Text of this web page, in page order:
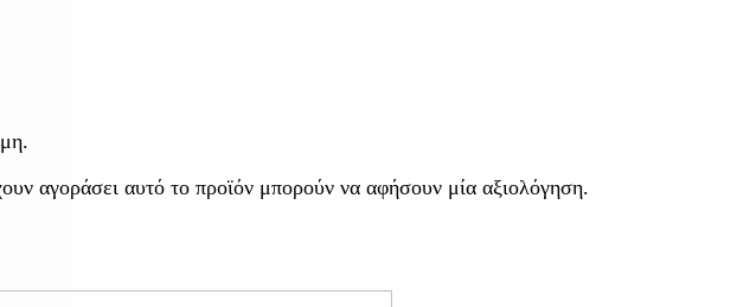
αγοράσει αυτό το προϊόν μπορούν να αφήσουν μία αξιολόγηση.